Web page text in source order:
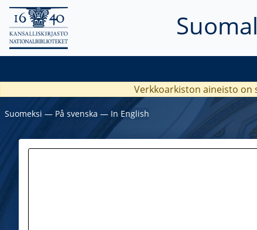
Verkkoarkiston aineisto on
Suomeksi ― På svenska ― In English